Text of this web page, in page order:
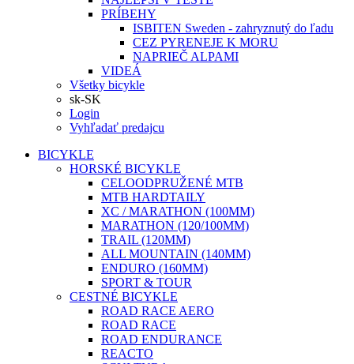
PRÍBEHY
ISBITEN Sweden - zahryznutý do ľadu
CEZ PYRENEJE K MORU
NAPRIEČ ALPAMI
VIDEÁ
Všetky bicykle
sk-SK
Login
Vyhľadať predajcu
BICYKLE
HORSKÉ BICYKLE
CELOODPRUŽENÉ MTB
MTB HARDTAILY
XC / MARATHON (100MM)
MARATHON (120/100MM)
TRAIL (120MM)
ALL MOUNTAIN (140MM)
ENDURO (160MM)
SPORT & TOUR
CESTNÉ BICYKLE
ROAD RACE AERO
ROAD RACE
ROAD ENDURANCE
REACTO